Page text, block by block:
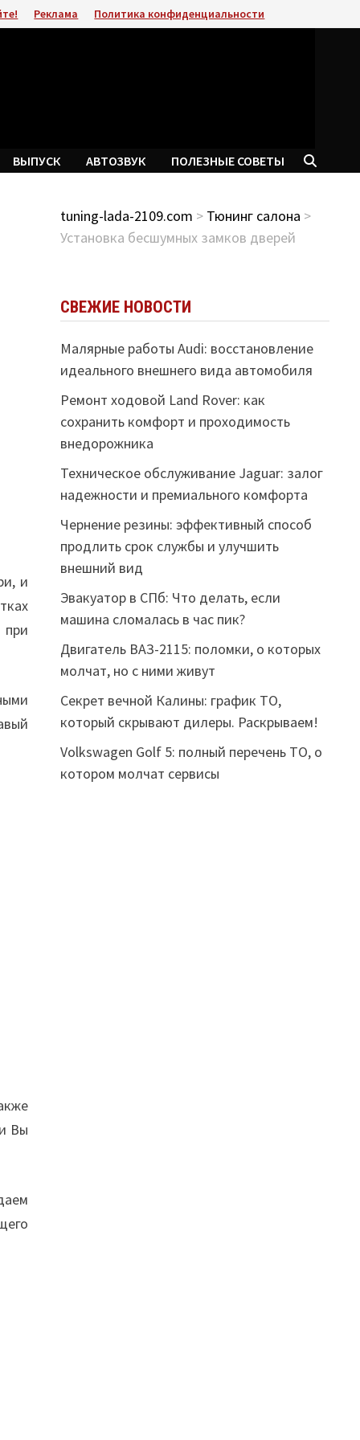
Реклама Политика конфиденциальности
ВЫПУСК АВТОЗВУК ПОЛЕЗНЫЕ СОВЕТЫ
и
Вы
tuning-lada-2109.com > Тюнинг салона >
Установка бесшумных замков дверей
СВЕЖИЕ НОВОСТИ
Малярные работы Audi: восстановление
идеального внешнего вида автомобиля
Ремонт ходовой Land Rover: как
сохранить комфорт и проходимость
внедорожника
Техническое обслуживание Jaguar: залог
надежности и премиального комфорта
Чернение резины: эффективный способ
продлить срок службы и улучшить
внешний вид
Эвакуатор в СПб: Что делать, если
машина сломалась в час пик?
Двигатель ВАЗ-2115: поломки, о которых
молчат, но с ними живут
Секрет вечной Калины: график ТО,
который скрывают дилеры. Раскрываем!
Volkswagen Golf 5: полный перечень ТО, о
котором молчат сервисы